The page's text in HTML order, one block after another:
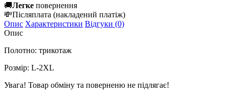
🚚Легке повернення
💸Післяплата (накладений платіж)
Опис Характеристики Відгуки (0)
Опис
Полотно: трикотаж
Розмір: L-2XL
Увага! Товар обміну та поверненю не підлягає!